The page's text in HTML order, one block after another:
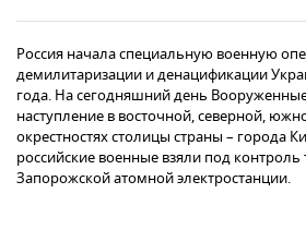
Россия начала специальную военную
демилитаризации и денацификации
года. На сегодняшний день
наступление в восточной, северной,
окрестностях столицы страны – города
российские военные взяли под
Запорожской атомной электростанции.